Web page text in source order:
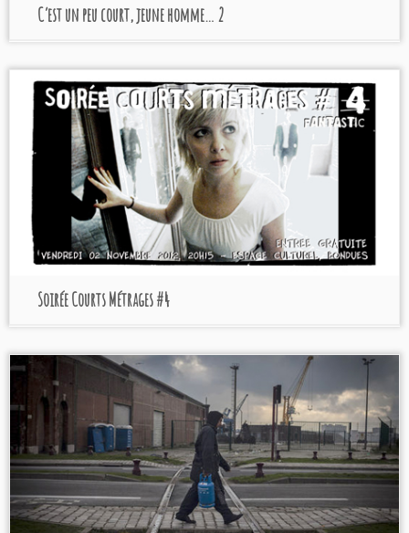
C’est un peu court, jeune homme… 2
Soirée Courts Métrages #4